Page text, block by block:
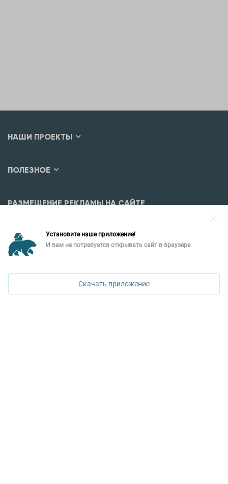
НАШИ ПРОЕКТЫ
ПОЛЕЗНОЕ
РАЗМЕЩЕНИЕ РЕКЛАМЫ НА САЙТЕ
Уральская палата недвижимости
ул. Горького, 65, 0 подъезд, 3 этаж
Установите наше приложение!
И вам не потребуется открывать сайт в браузере
Скачать приложение